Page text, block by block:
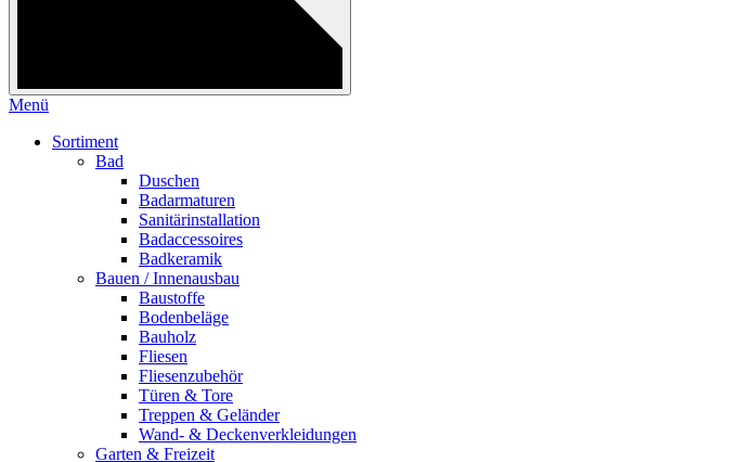
Menü
Sortiment
Bad
Duschen
Badarmaturen
Sanitärinstallation
Badaccessoires
Badkeramik
Bauen / Innenausbau
Baustoffe
Bodenbeläge
Bauholz
Fliesen
Fliesenzubehör
Türen & Tore
Treppen & Geländer
Wand- & Deckenverkleidungen
Garten & Freizeit